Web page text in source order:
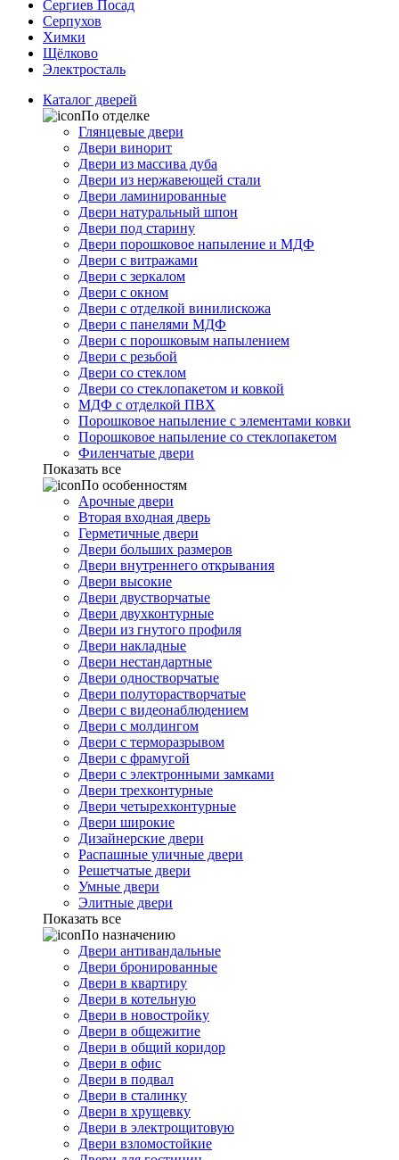
Сергиев Посад
Серпухов
Химки
Щёлково
Электросталь
Каталог дверей
По отделке
Глянцевые двери
Двери винорит
Двери из массива дуба
Двери из нержавеющей стали
Двери ламинированные
Двери натуральный шпон
Двери под старину
Двери порошковое напыление и МДФ
Двери с витражами
Двери с зеркалом
Двери с окном
Двери с отделкой винилискожа
Двери с панелями МДФ
Двери с порошковым напылением
Двери с резьбой
Двери со стеклом
Двери со стеклопакетом и ковкой
МДФ с отделкой ПВХ
Порошковое напыление с элементами ковки
Порошковое напыление со стеклопакетом
Филенчатые двери
Показать все
По особенностям
Арочные двери
Вторая входная дверь
Герметичные двери
Двери больших размеров
Двери внутреннего открывания
Двери высокие
Двери двустворчатые
Двери двухконтурные
Двери из гнутого профиля
Двери накладные
Двери нестандартные
Двери одностворчатые
Двери полуторастворчатые
Двери с видеонаблюдением
Двери с молдингом
Двери с терморазрывом
Двери с фрамугой
Двери с электронными замками
Двери трехконтурные
Двери четырехконтурные
Двери широкие
Дизайнерские двери
Распашные уличные двери
Решетчатые двери
Умные двери
Элитные двери
Показать все
По назначению
Двери антивандальные
Двери бронированные
Двери в квартиру
Двери в котельную
Двери в новостройку
Двери в общежитие
Двери в общий коридор
Двери в офис
Двери в подвал
Двери в сталинку
Двери в хрущевку
Двери в электрощитовую
Двери взломостойкие